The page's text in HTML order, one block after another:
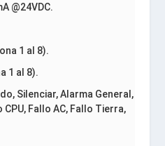
@24VDC.
1 al 8).
1 al 8).
Silenciar, Alarma General,
Fallo AC, Fallo Tierra,